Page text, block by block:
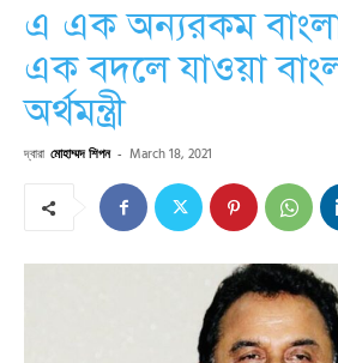
এ এক অন্যরকম
এক বদলে যাওয়া
অর্থমন্ত্রী
দ্বারা মোহাম্মদ শিপন - March 18, 2021